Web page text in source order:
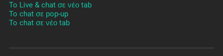
To Live & chat σε νέο tab
To chat σε pop-up
To chat σε νέο tab